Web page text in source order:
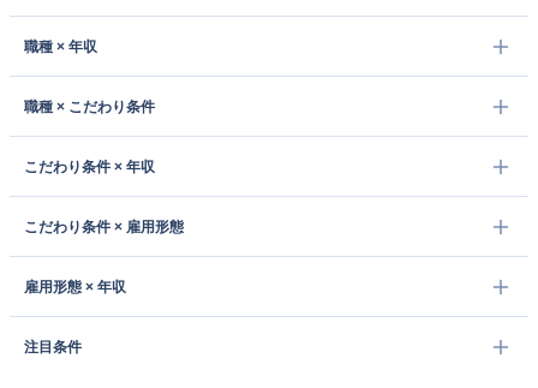
職種 × 年収
職種 × こだわり条件
こだわり条件 × 年収
こだわり条件 × 雇用形態
雇用形態 × 年収
注目条件